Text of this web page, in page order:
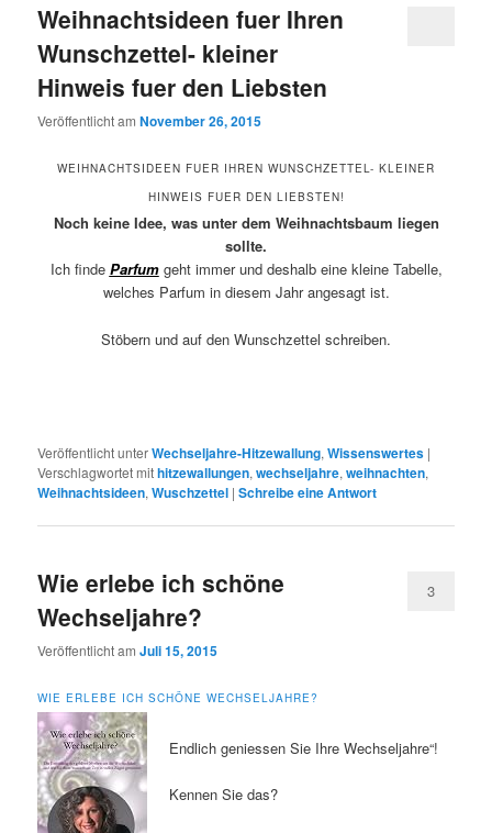
Weihnachtsideen fuer Ihren
Wunschzettel- kleiner
Hinweis fuer den Liebsten
Veröffentlicht amNovember 26, 2015
WEIHNACHTSIDEEN FUER IHREN WUNSCHZETTEL- KLEINER
HINWEIS FUER DEN LIEBSTEN!
Noch keine Idee, was unter dem Weihnachtsbaum liegen
sollte.
Ich finde Parfumgeht immer und deshalb eine kleine Tabelle,
welches Parfum in diesem Jahr angesagt ist.
Stöbern und auf den Wunschzettel schreiben.
Veröffentlicht unterWechseljahre-Hitzewallung,Wissenswertes |
Verschlagwortet mithitzewallungen,wechseljahre,weihnachten,
Weihnachtsideen,Wuschzettel |Schreibe eine Antwort
Wie erlebe ich schöne
Wechseljahre?
Veröffentlicht amJuli 15, 2015
3
WIE ERLEBE ICH SCHÖNE WECHSELJAHRE?
Endlich geniessen Sie Ihre Wechseljahre“!
Kennen Sie das?